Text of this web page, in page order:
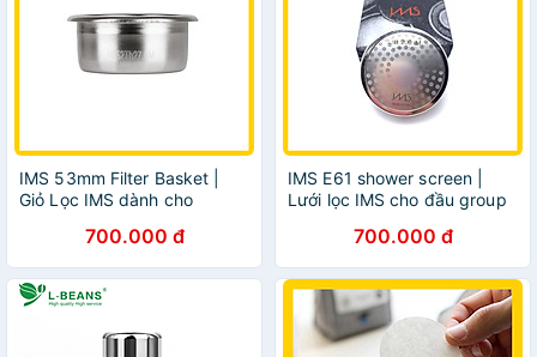
IMS 53mm Filter Basket |
Giỏ Lọc IMS dành cho
700.000 đ
IMS E61 shower screen |
Lưới lọc IMS cho đầu group
espresso700.000 đ